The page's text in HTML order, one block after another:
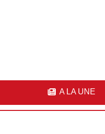
A LA UNE